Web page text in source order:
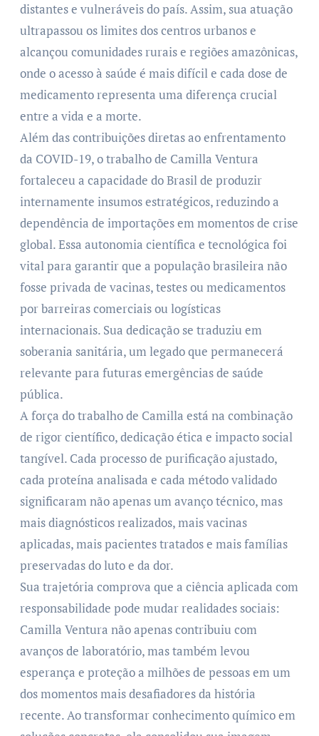
distantes e vulneráveis do país. Assim, sua atuação
ultrapassou os limites dos centros urbanos e
alcançou comunidades rurais e regiões amazônicas,
onde o acesso à saúde é mais difícil e cada dose de
medicamento representa uma diferença crucial
entre a vida e a morte.
Além das contribuições diretas ao enfrentamento
da COVID-19, o trabalho de Camilla Ventura
fortaleceu a capacidade do Brasil de produzir
internamente insumos estratégicos, reduzindo a
dependência de importações em momentos de crise
global. Essa autonomia científica e tecnológica foi
vital para garantir que a população brasileira não
fosse privada de vacinas, testes ou medicamentos
por barreiras comerciais ou logísticas
internacionais. Sua dedicação se traduziu em
soberania sanitária, um legado que permanecerá
relevante para futuras emergências de saúde
pública.
A força do trabalho de Camilla está na combinação
de rigor científico, dedicação ética e impacto social
tangível. Cada processo de purificação ajustado,
cada proteína analisada e cada método validado
significaram não apenas um avanço técnico, mas
mais diagnósticos realizados, mais vacinas
aplicadas, mais pacientes tratados e mais famílias
preservadas do luto e da dor.
Sua trajetória comprova que a ciência aplicada com
responsabilidade pode mudar realidades sociais:
Camilla Ventura não apenas contribuiu com
avanços de laboratório, mas também levou
esperança e proteção a milhões de pessoas em um
dos momentos mais desafiadores da história
recente. Ao transformar conhecimento químico em